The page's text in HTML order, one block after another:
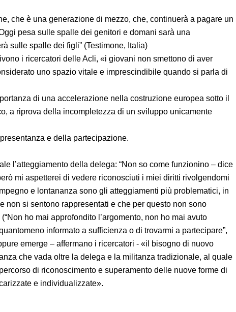
che è una generazione di mezzo, che, continuerà a pagare un
pesa sulle spalle dei genitori e domani sarà una
sulle spalle dei figli” (Testimone, Italia)
i ricercatori delle Acli, «i giovani non smettono di aver
uno spazio vitale e imprescindibile quando si parla di
di una accelerazione nella costruzione europea sotto il
a riprova della incompletezza di un sviluppo unicamente
e della partecipazione.
l’atteggiamento della delega: “Non so come funzionino – dice
mi aspetterei di vedere riconosciuti i miei diritti rivolgendomi
e lontananza sono gli atteggiamenti più problematici, in
non si sentono rappresentati e che per questo non sono
ho mai approfondito l’argomento, non ho mai avuto
informato a sufficienza o di trovarmi a partecipare”,
emerge – affermano i ricercatori - «il bisogno di nuovo
che vada oltre la delega e la militanza tradizionale, al quale
di riconoscimento e superamento delle nuove forme di
e individualizzate».